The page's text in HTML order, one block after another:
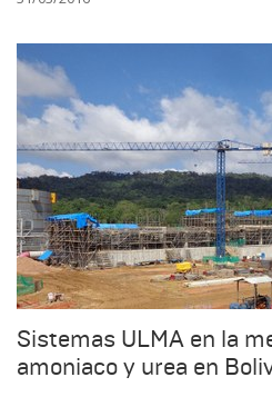
Sistemas ULMA en la
amoniaco y urea en